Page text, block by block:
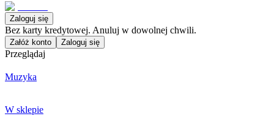
Zaloguj się
Bez karty kredytowej. Anuluj w dowolnej chwili.
Załóż konto Zaloguj się
Przeglądaj
Muzyka
W sklepie